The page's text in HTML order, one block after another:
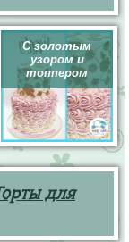
С золотым
узором и
топпером
для